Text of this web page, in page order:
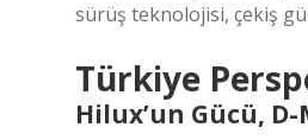
sürüş teknolojisi, çekiş
Türkiye
Hilux’un Gücü,